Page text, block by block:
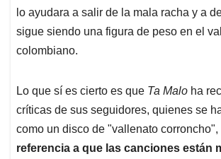
lo ayudara a salir de la mala racha y a
sigue siendo una figura de peso en el
colombiano.
Lo que sí es cierto es que Ta Malo ha
críticas de sus seguidores, quienes se
como un disco de "vallenato corroncho",
referencia a que las canciones están